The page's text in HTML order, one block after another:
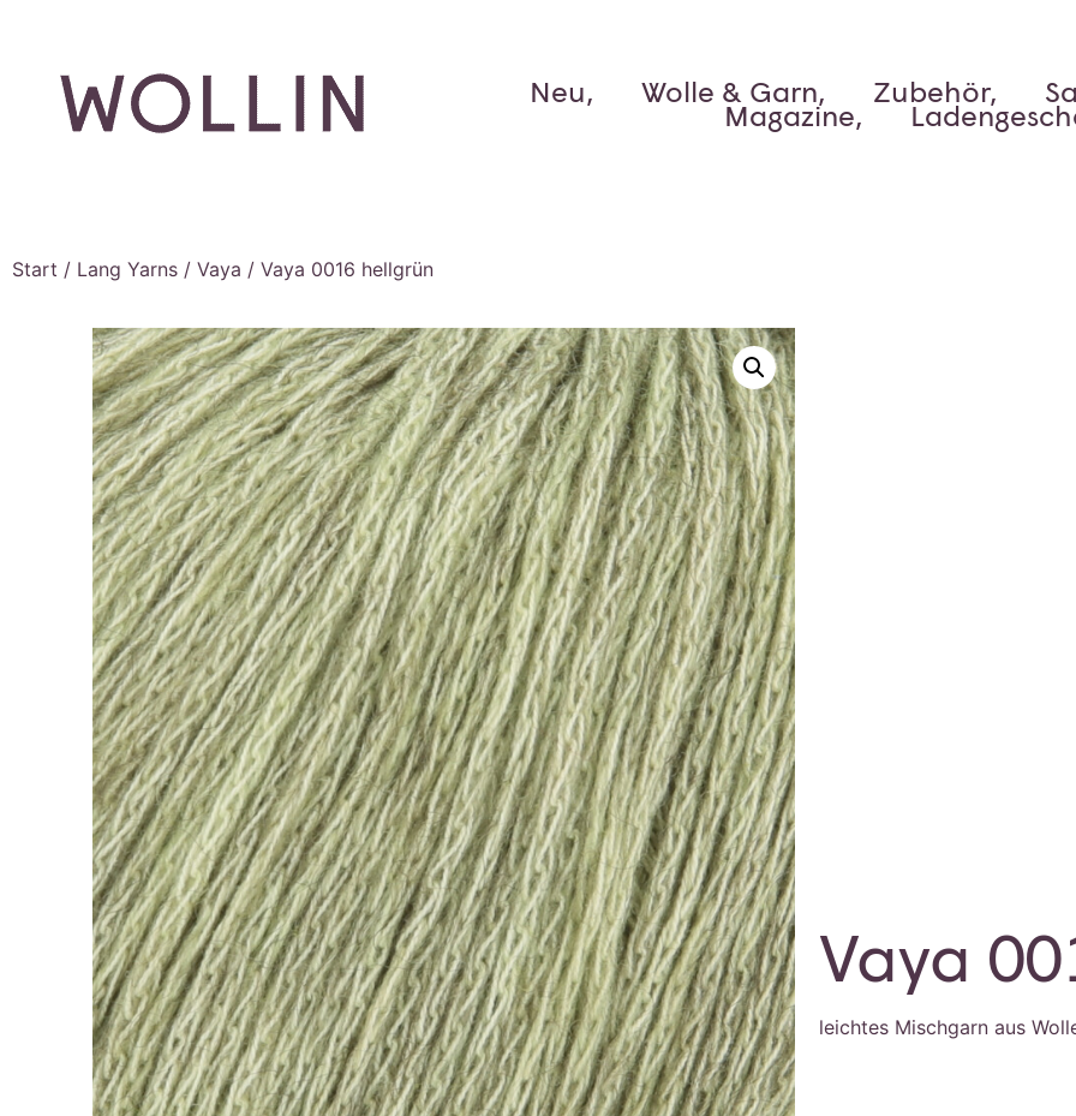
Neu, Wolle & Garn, Zubehör,
Magazine,
Start / Lang Yarns / Vaya / Vaya 0016 hellgrün
Vaya
leichtes Mischgarn aus